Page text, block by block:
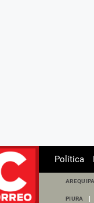
Política
AREQUIPA
PIURA